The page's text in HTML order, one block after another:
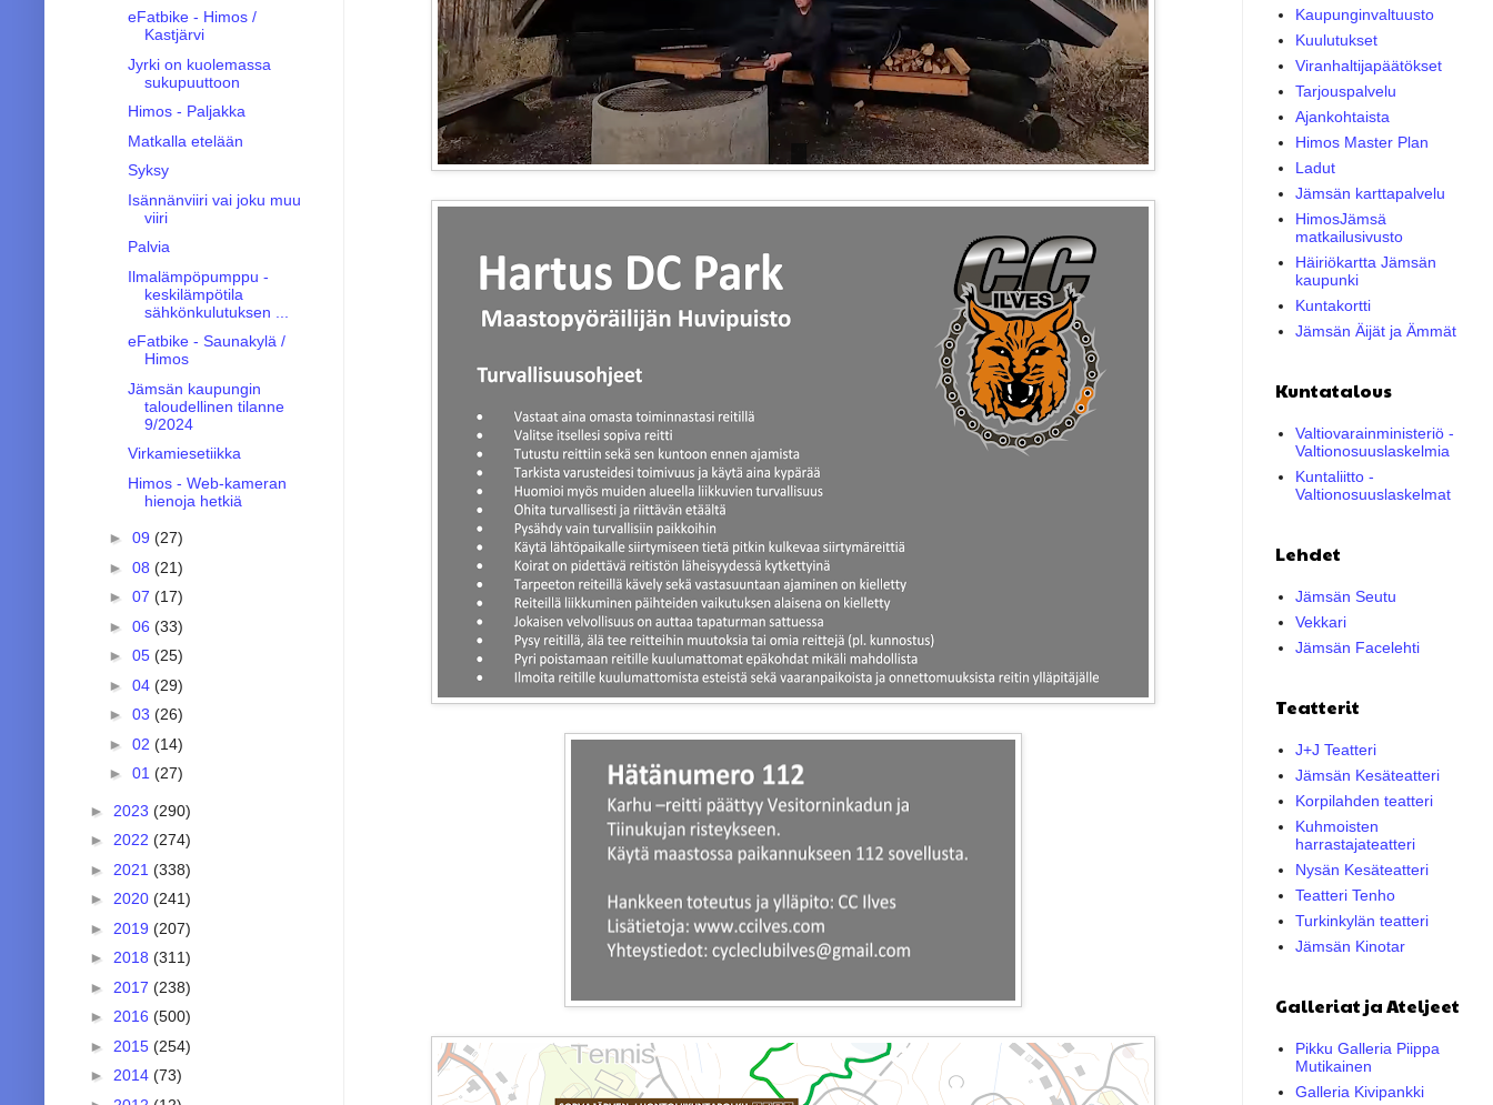
eFatbike - Himos /
Kastjärvi
Jyrki on kuolemassa
sukupuuttoon
Himos - Paljakka
Matkalla etelään
Syksy
Isännänviiri vai joku muu
viiri
Palvia
Ilmalämpöpumppu -
keskilämpötila
sähkönkulutuksen ...
eFatbike - Saunakylä /
Himos
Jämsän kaupungin
taloudellinen tilanne
9/2024
Virkamiesetiikka
Himos - Web-kameran
hienoja hetkiä
► 09 (27)
► 08 (21)
► 07 (17)
► 06 (33)
► 05 (25)
► 04 (29)
► 03 (26)
► 02 (14)
► 01 (27)
► 2023 (290)
► 2022 (274)
► 2021 (338)
► 2020 (241)
► 2019 (207)
► 2018 (311)
► 2017 (238)
► 2016 (500)
► 2015 (254)
► 2014 (73)
Kaupunginvaltuusto
Kuulutukset
Viranhaltijapäätökset
Tarjouspalvelu
Ajankohtaista
Himos Master Plan
Ladut
Jämsän karttapalvelu
HimosJämsä
matkailusivusto
Häiriökartta Jämsän
kaupunki
Kuntakortti
Jämsän Äijät ja Ämmät
Kuntatalous
Valtiovarainministeriö -
Valtionosuuslaskelmia
Kuntaliitto -
Valtionosuuslaskelmat
Lehdet
Jämsän Seutu
Vekkari
Jämsän Facelehti
Teatterit
J+J Teatteri
Jämsän Kesäteatteri
Korpilahden teatteri
Kuhmoisten
harrastajateatteri
Nysän Kesäteatteri
Teatteri Tenho
Turkinkylän teatteri
Jämsän Kinotar
Galleriat ja Ateljeet
Pikku Galleria Piippa
Mutikainen
Galleria Kivipankki